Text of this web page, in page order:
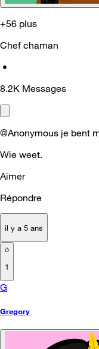
+56 plus
Chef chaman
•
8.2K Messages
@Anonymous je bent
Wie weet.
Aimer
Répondre
il y a 5 ans
1
G
Gregory